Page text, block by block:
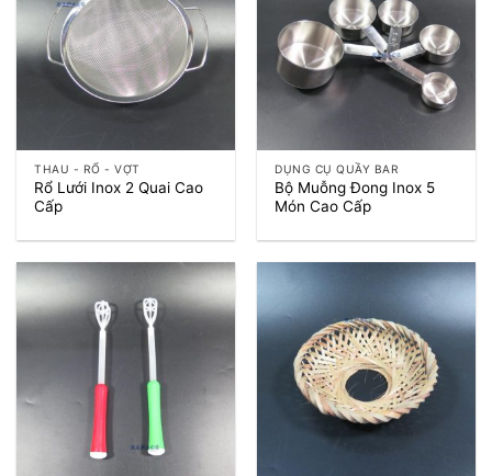
THAU - RỔ - VỢT
Rổ Lưới Inox 2 Quai Cao
Cấp
DỤNG CỤ QUẦY BAR
Bộ Muỗng Đong Inox 5
Món Cao Cấp